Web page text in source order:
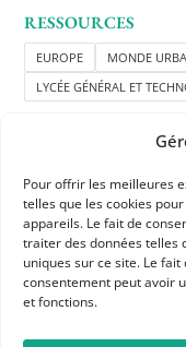
Pour offrir les meilleures
telles que les cookies
appareils. Le fait de
traiter des données telles
uniques sur ce site. Le
consentement peut avoir
et fonctions.
RESSOURCES
EUROPE MONDE
LYCÉE GÉNÉRAL ET
Association des